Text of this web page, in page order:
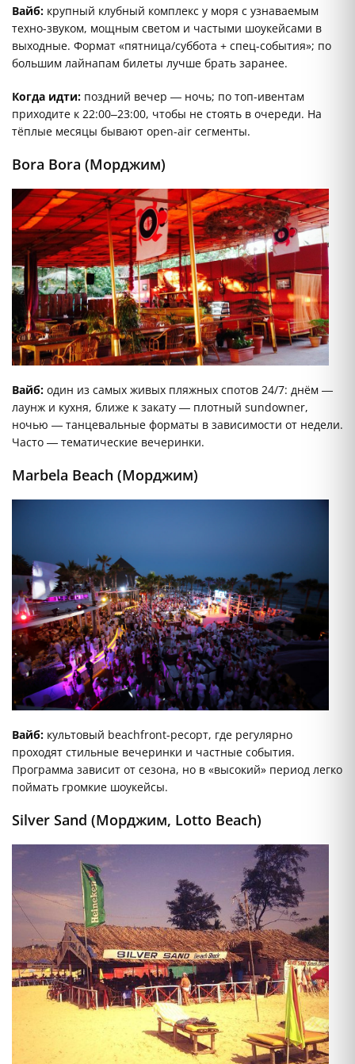
Вайб: крупный клубный комплекс у моря с узнаваемым
техно-звуком, мощным светом и частыми шоукейсами в
выходные. Формат «пятница/суббота + спец-события»; по
большим лайнапам билеты лучше брать заранее.
Когда идти: поздний вечер — ночь; по топ-ивентам
приходите к 22:00–23:00, чтобы не стоять в очереди. На
тёплые месяцы бывают open-air сегменты.
Bora Bora (Морджим)
Вайб: один из самых живых пляжных спотов 24/7: днём —
лаунж и кухня, ближе к закату — плотный sundowner,
ночью — танцевальные форматы в зависимости от недели.
Часто — тематические вечеринки.
Marbela Beach (Морджим)
Вайб: культовый beachfront-ресорт, где регулярно
проходят стильные вечеринки и частные события.
Программа зависит от сезона, но в «высокий» период легко
поймать громкие шоукейсы.
Silver Sand (Морджим, Lotto Beach)